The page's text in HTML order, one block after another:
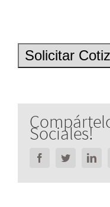
Sociales!
FacebookTwitter